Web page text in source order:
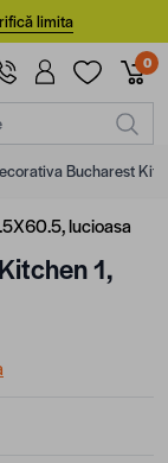
limita
0
Bucharest
1,